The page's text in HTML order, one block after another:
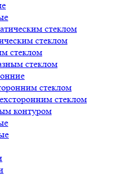
стеклом
стеклом
стеклом
стеклом
стеклом
стеклом
контуром